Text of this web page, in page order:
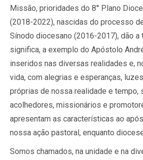
Missão, prioridades do 8° Plano
(2018-2022), nascidas do processo
Sínodo diocesano (2016-2017), dão a
significa, a exemplo do Apóstolo
inseridos nas diversas realidades e,
vida, com alegrias e esperanças,
próprias de nossa realidade e tempo,
acolhedores, missionários e
apresentam as características ao
nossa ação pastoral, enquanto
Somos chamados, na unidade e na